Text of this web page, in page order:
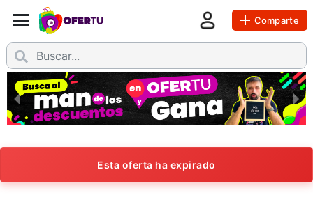
Comparte
Esta oferta ha expirado